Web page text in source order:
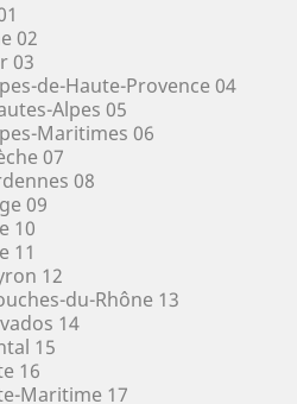
02
03
de-Haute-Provence 04
Alpes 05
Maritimes 06
07
08
09
10
11
12
du-Rhône 13
14
15
16
Maritime 17